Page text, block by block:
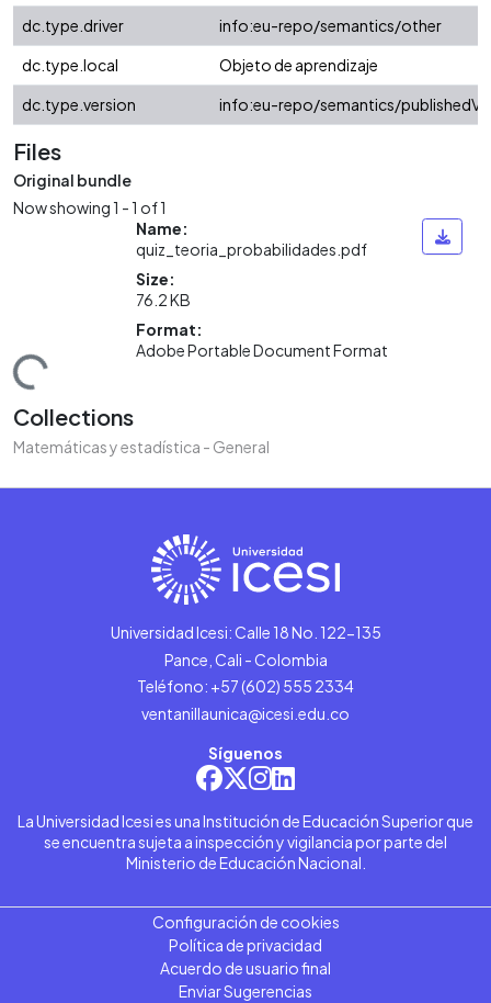
dc.type.driver
info:eu-repo/semantics/other
dc.type.local
Objeto de aprendizaje
dc.type.version
info:eu-repo/semantics/
Files
Original bundle
Now showing1 - 1 of 1
Name:
quiz_teoria_probabilidades.pdf
Size:
76.2 KB
Format:
Adobe Portable Document Format
Collections
Matemáticas y estadística - General
Universidad Icesi: Calle 18 No. 122-135
Pance, Cali - Colombia
Teléfono: +57 (602) 555 2334
ventanillaunica@icesi.edu.co
Síguenos
La Universidad Icesi es una Institución de Educación Superior que
se encuentra sujeta a inspección y vigilancia por parte del
Ministerio de Educación Nacional.
Configuración de cookies
Política de privacidad
Acuerdo de usuario final
Enviar Sugerencias